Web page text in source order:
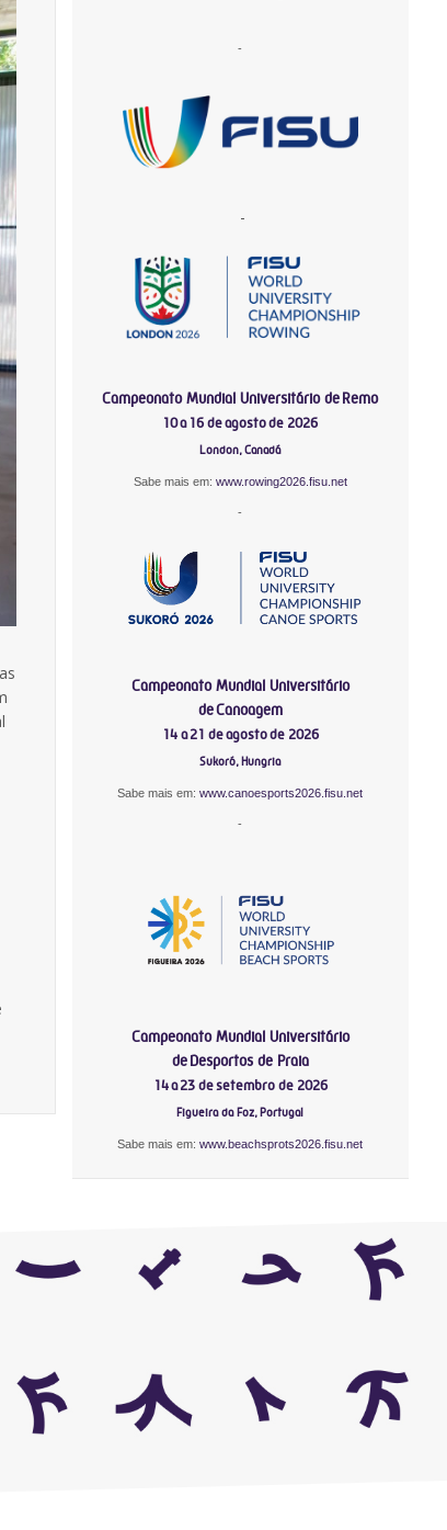
-
-
Campeonato Mundial Universitário de Remo
10 a 16 de agosto de 2026
London, Canadá
Sabe mais em: www.rowing2026.fisu.net
-
Campeonato Mundial Universitário
de Canoagem
14 a 21 de agosto de 2026
Sukoró, Hungria
Sabe mais em:www.canoesports2026.fisu.net
-
Campeonato Mundial Universitário
de Desportos de Praia
14 a 23 de setembro de 2026
Figueira da Foz, Portugal
Sabe mais em:www.beachsprots2026.fisu.net